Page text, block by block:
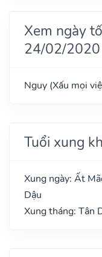
Xem ngày
24/02/2020
Nguy (Xấu mọi
Tuổi xung
Xung ngày: Ất
Dậu
Xung tháng: Tân